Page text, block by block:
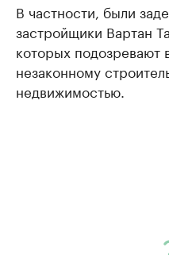
В частности, были
застройщики Вартан
которых подозревают
незаконному
недвижимостью.